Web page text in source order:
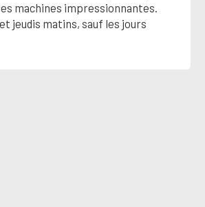
machines impressionnantes.
jeudis matins, sauf les jours